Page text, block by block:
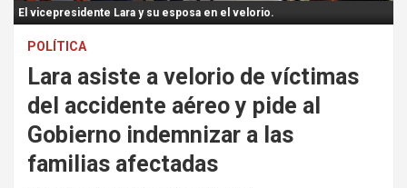
El vicepresidente Lara y su esposa en el velorio.
POLÍTICA
Lara asiste a velorio de víctimas
del accidente aéreo y pide al
Gobierno indemnizar a las
familias afectadas